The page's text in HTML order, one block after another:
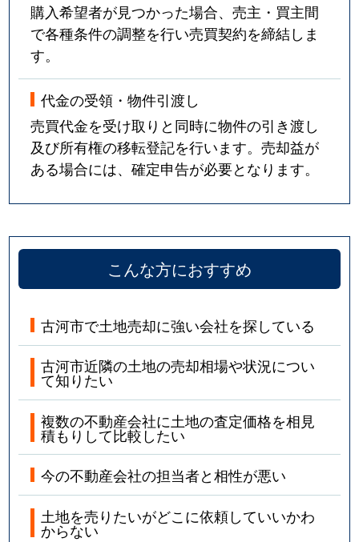
購入希望者が見つかった場合、売主・買主間
で各種条件の調整を行い売買契約を締結しま
す。
代金の受領・物件引渡し
売買代金を受け取りと同時に物件の引き渡し
及び所有権の移転登記を行います。売却益が
ある場合には、確定申告が必要となります。
こんな方におすすめ
古河市で土地売却に強い会社を探している
古河市近隣の土地の売却相場や状況につい
て知りたい
複数の不動産会社に土地の査定価格を相見
積もりして比較したい
今の不動産会社の担当者と相性が悪い
土地を売りたいがどこに依頼していいかわ
からない